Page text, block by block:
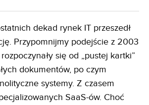
dekad rynek IT przeszedł
Przypomnijmy podejście z 2003
się od „pustej kartki”
dokumentów, po czym
systemy. Z czasem
SaaS-ów. Choć